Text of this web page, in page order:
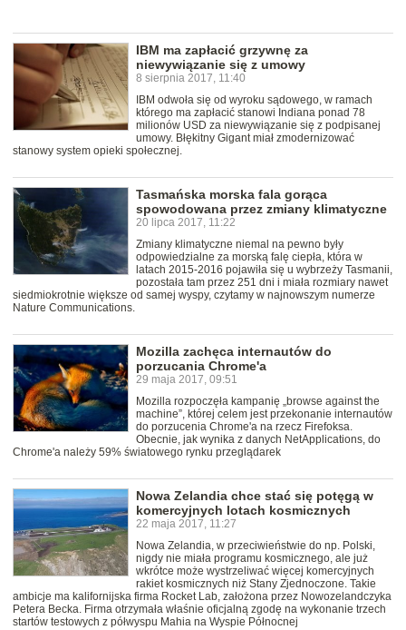
IBM ma zapłacić grzywnę za
niewywiązanie się z umowy
8 sierpnia 2017, 11:40
IBM odwoła się od wyroku sądowego, w ramach
którego ma zapłacić stanowi Indiana ponad 78
milionów USD za niewywiązanie się z podpisanej
umowy. Błękitny Gigant miał zmodernizować
stanowy system opieki społecznej.
Tasmańska morska fala gorąca
spowodowana przez zmiany klimatyczne
20 lipca 2017, 11:22
Zmiany klimatyczne niemal na pewno były
odpowiedzialne za morską falę ciepła, która w
latach 2015-2016 pojawiła się u wybrzeży Tasmanii,
pozostała tam przez 251 dni i miała rozmiary nawet
siedmiokrotnie większe od samej wyspy, czytamy w najnowszym numerze
Nature Communications.
Mozilla zachęca internautów do
porzucania Chrome'a
29 maja 2017, 09:51
Mozilla rozpoczęła kampanię „browse against the
machine”, której celem jest przekonanie internautów
do porzucenia Chrome'a na rzecz Firefoksa.
Obecnie, jak wynika z danych NetApplications, do
Chrome'a należy 59% światowego rynku przeglądarek
Nowa Zelandia chce stać się potęgą w
komercyjnych lotach kosmicznych
22 maja 2017, 11:27
Nowa Zelandia, w przeciwieństwie do np. Polski,
nigdy nie miała programu kosmicznego, ale już
wkrótce może wystrzeliwać więcej komercyjnych
rakiet kosmicznych niż Stany Zjednoczone. Takie
ambicje ma kalifornijska firma Rocket Lab, założona przez Nowozelandczyka
Petera Becka. Firma otrzymała właśnie oficjalną zgodę na wykonanie trzech
startów testowych z półwyspu Mahia na Wyspie Północnej